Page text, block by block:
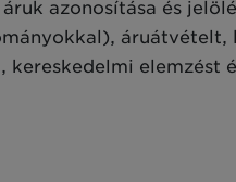
azonosítása és
kereskedelmi elemzést